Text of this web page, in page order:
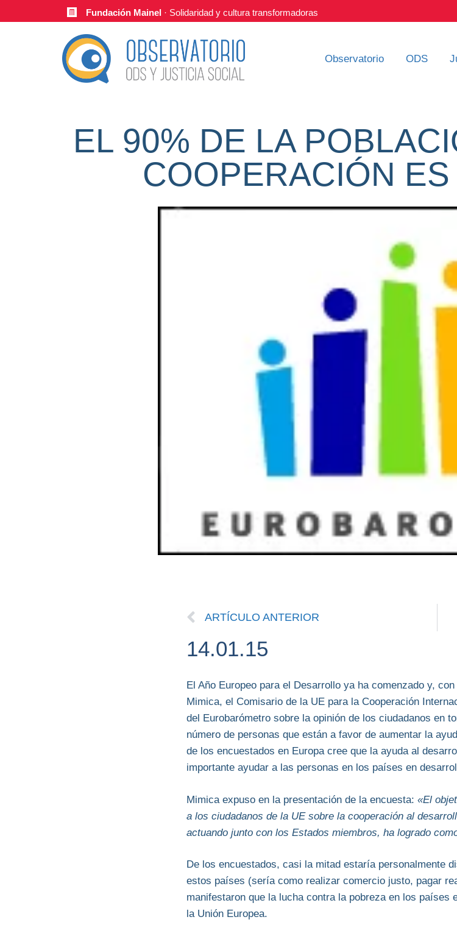
Fundación Mainel · Solidaridad y cultura transformadoras
Observatorio ODS
EL 90% DE LA
COOPERACIÓN
ARTÍCULO ANTERIOR
14.01.15
El Año Europeo para el Desarrollo ya ha comenzado y,
Mimica, el Comisario de la UE para la Cooperación
del Eurobarómetro sobre la opinión de los ciudadanos en
número de personas que están a favor de aumentar la
de los encuestados en Europa cree que la ayuda al
importante ayudar a las personas en los países en
Mimica expuso en la presentación de la encuesta:«El
a los ciudadanos de la UE sobre la cooperación al
actuando junto con los Estados miembros, ha logrado
De los encuestados, casi la mitad estaría personalmente
estos países (sería como realizar comercio justo, pagar
manifestaron que la lucha contra la pobreza en los
la Unión Europea.